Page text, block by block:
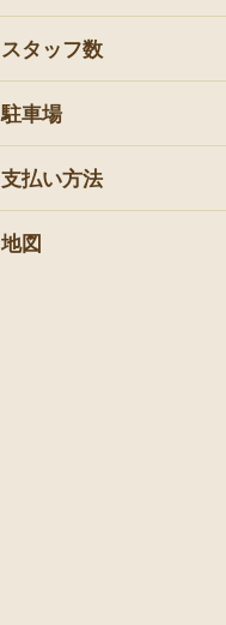
スタッフ数
駐車場
支払い方法
地図